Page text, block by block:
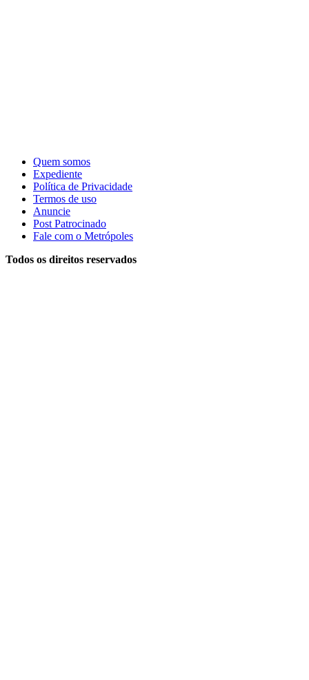
Quem somos
Expediente
Política de Privacidade
Termos de uso
Anuncie
Post Patrocinado
Fale com o Metrópoles
Todos os direitos reservados